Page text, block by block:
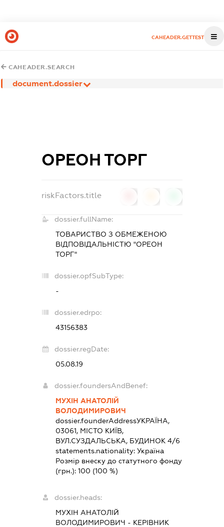
CAHEADER.GETTEST
CAHEADER.SEARCH
document.dossier
ОРЕОН ТОРГ
riskFactors.title
dossier.fullName:
ТОВАРИСТВО З ОБМЕЖЕНОЮ
ВІДПОВІДАЛЬНІСТЮ "ОРЕОН
ТОРГ"
dossier.opfSubType:
-
dossier.edrpo:
43156383
dossier.regDate:
05.08.19
dossier.foundersAndBenef:
МУХІН АНАТОЛІЙ
ВОЛОДИМИРОВИЧ
dossier.founderAddressУКРАЇНА,
03061, МІСТО КИЇВ,
ВУЛ.СУЗДАЛЬСЬКА, БУДИНОК 4/6
statements.nationality:Україна
Розмір внеску до статутного фонду
(грн.):100 (100 %)
dossier.heads:
МУХІН АНАТОЛІЙ
ВОЛОДИМИРОВИЧ - КЕРІВНИК